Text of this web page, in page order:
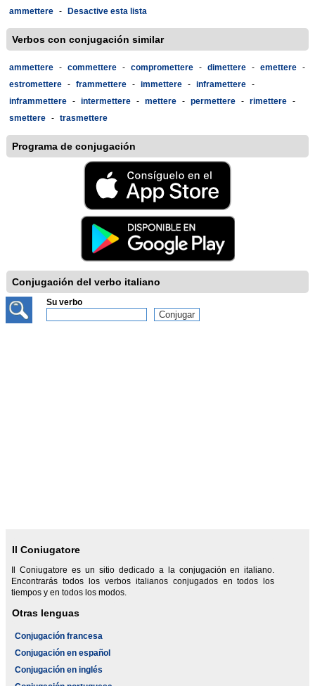
ammettere - Desactive esta lista
Verbos con conjugación similar
ammettere - commettere - compromettere - dimettere - emettere -
estromettere - frammettere - immettere - inframettere -
inframmettere - intermettere - mettere - permettere - rimettere -
smettere - trasmettere
Programa de conjugación
Conjugación del verbo italiano
Su verbo
Il Coniugatore
Il Coniugatore es un sitio dedicado a la conjugación en italiano.
Encontrarás todos los verbos italianos conjugados en todos los
tiempos y en todos los modos.
Otras lenguas
Conjugación francesa
Conjugación en español
Conjugación en inglés